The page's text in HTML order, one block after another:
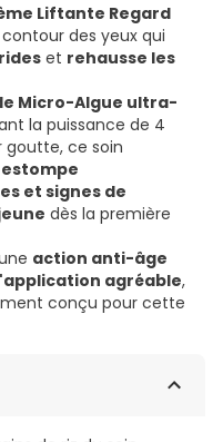
Liftante Regard
des yeux qui
rides et rehausse les
Micro-Algue ultra-
la puissance de 4
goutte, ce soin
estompe
et signes de
dès la première
action anti-âge
agréable,
conçu pour cette